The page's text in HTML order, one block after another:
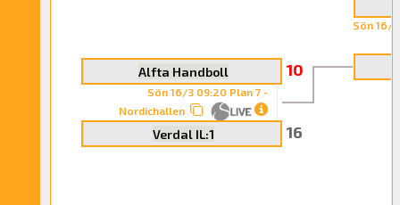
Alfta Handboll 10
Sön 16/3 09:20 Plan 7 -
Nordichallen
Verdal IL:1 16
Sön 16/